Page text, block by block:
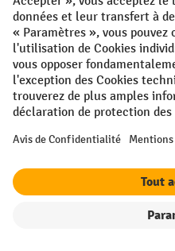
En tant qu’appareils de
nettoyage polyvalents
destinés à des
applications
professionnelles, nos
autolaveuses offrent
avantages :
fonctions de nettoyage